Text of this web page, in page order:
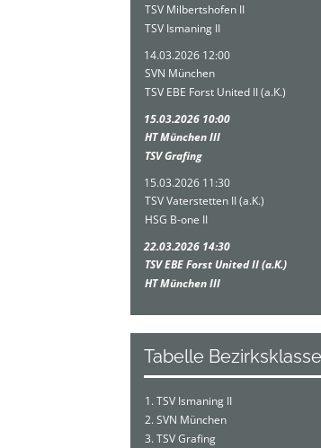
TSV Milbertshofen II
TSV Ismaning II
14.03.2026 12:00
SVN München
TSV EBE Forst United II (a.K.)
15.03.2026 10:00
HT München III
TSV Grafing
15.03.2026 11:30
TSV Vaterstetten II (a.K.)
HSG B-one II
22.03.2026 14:30
TSV EBE Forst United II (a.K.)
HT München III
Tabelle Bezirksklasse
1. TSV Ismaning II
2. SVN München
3. TSV Grafing